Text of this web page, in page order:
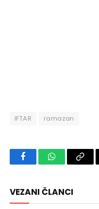
IFTAR ramazan
FacebookWhatsAppCopy
VEZANI ČLANCI